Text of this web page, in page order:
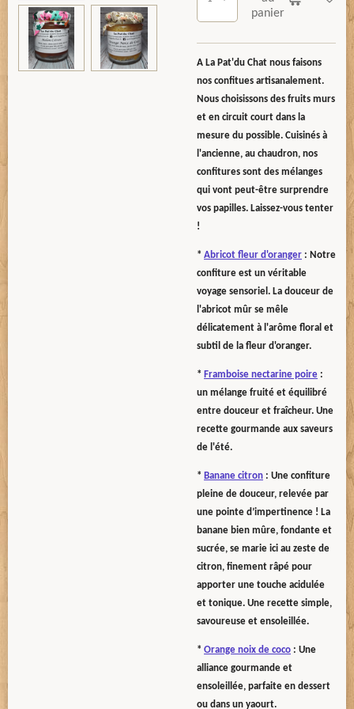
panier
A La Pat'du Chat nous faisons
nos confitues artisanalement.
Nous choisissons des fruits murs
et en circuit court dans la
mesure du possible. Cuisinés à
l'ancienne, au chaudron, nos
confitures sont des mélanges
qui vont peut-être surprendre
vos papilles. Laissez-vous tenter
!
* Abricot fleur d'oranger : Notre
confiture est un véritable
voyage sensoriel. La douceur de
l'abricot mûr se mêle
délicatement à l'arôme floral et
subtil de la fleur d'oranger.
* Framboise nectarine poire :
un mélange fruité et équilibré
entre douceur et fraîcheur. Une
recette gourmande aux saveurs
de l'été.
* Banane citron : Une confiture
pleine de douceur, relevée par
une pointe d’impertinence ! La
banane bien mûre, fondante et
sucrée, se marie ici au zeste de
citron, finement râpé pour
apporter une touche acidulée
et tonique. Une recette simple,
savoureuse et ensoleillée.
* Orange noix de coco : Une
alliance gourmande et
ensoleillée, parfaite en dessert
ou dans un yaourt.